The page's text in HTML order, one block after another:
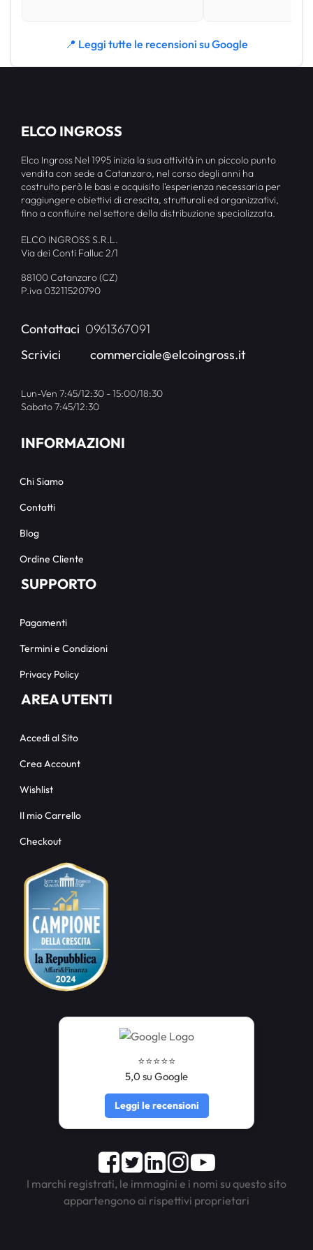
📍 Leggi tutte le recensioni su Google
ELCO INGROSS
Elco Ingross Nel 1995 inizia la sua attività in un piccolo punto
vendita con sede a Catanzaro, nel corso degli anni ha
costruito però le basi e acquisito l’esperienza necessaria per
raggiungere obiettivi di crescita, strutturali ed organizzativi,
fino a confluire nel settore della distribuzione specializzata.
ELCO INGROSS S.R.L.
Via dei Conti Falluc 2/1
88100 Catanzaro (CZ)
P.iva 03211520790
Contattaci 0961367091
Scrivici
commerciale@elcoingross.it
Lun-Ven 7:45/12:30 - 15:00/18:30
Sabato 7:45/12:30
INFORMAZIONI
Chi Siamo
Contatti
Blog
Ordine Cliente
SUPPORTO
Pagamenti
Termini e Condizioni
Privacy Policy
AREA UTENTI
Accedi al Sito
Crea Account
Wishlist
Il mio Carrello
Checkout
⭐️⭐️⭐️⭐️⭐️
5,0 su Google
Leggi le recensioni
Facebook
TwitterLinkedInInstagram
Youtube
I marchi registrati, le immagini e i nomi su questo sito
appartengono ai rispettivi proprietari